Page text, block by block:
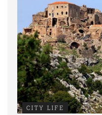
CITY LIFE